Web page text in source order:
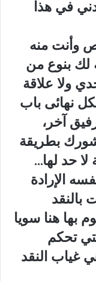
في هذا
وأنت منه
لك بنوع من
ولا علاقة
نهائى باب
آخر،
بطريقة
لا حد لها…
الإرادة
بها هنا سويا
تحكم
غياب النقد